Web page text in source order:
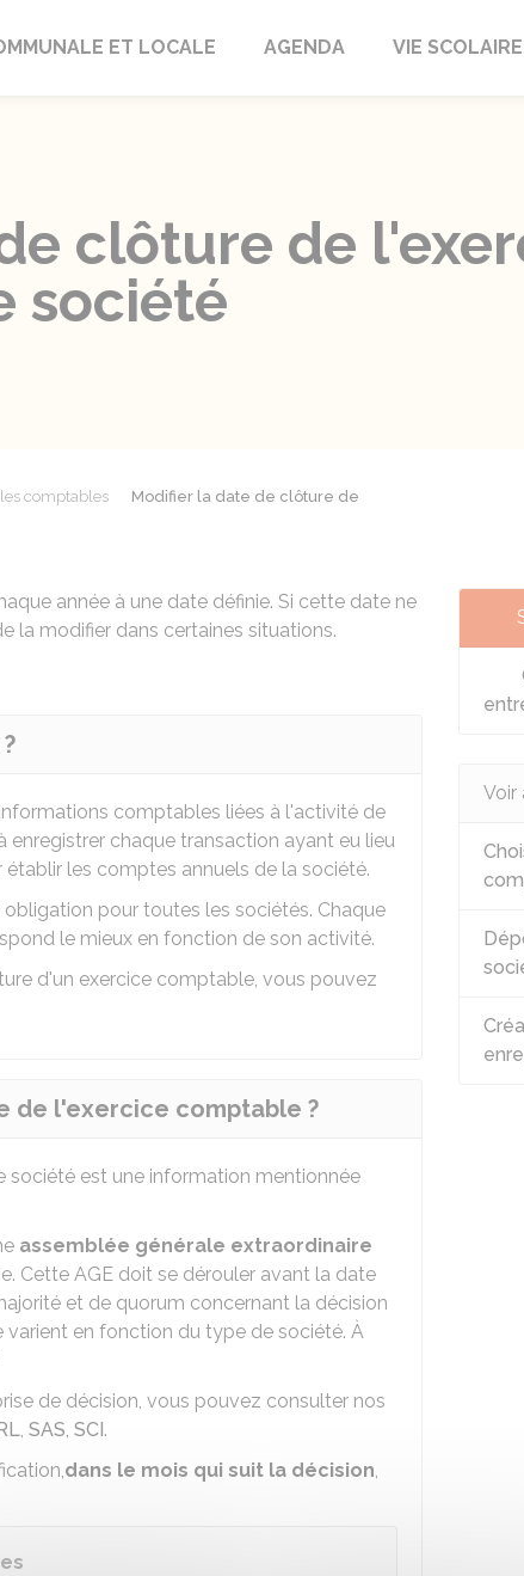
ET LOCALE AGENDA VIE
clôture de
société
comptables
Modifier la date de clôture de
année à une date définie. Si cette date ne
la modifier dans certaines situations.
comptables liées à l'activité de
enregistrer chaque transaction ayant eu lieu
les comptes annuels de la société.
pour toutes les sociétés. Chaque
le mieux en fonction de son activité.
d'un exercice comptable, vous pouvez
de l'exercice comptable ?
est une information mentionnée
assemblée générale extraordinaire
Cette AGE doit se dérouler avant la date
et de quorum concernant la décision
en fonction du type de société. À
de décision, vous pouvez consulter nos
, SAS, SCI.
dans le mois qui suit la décision,
Voir